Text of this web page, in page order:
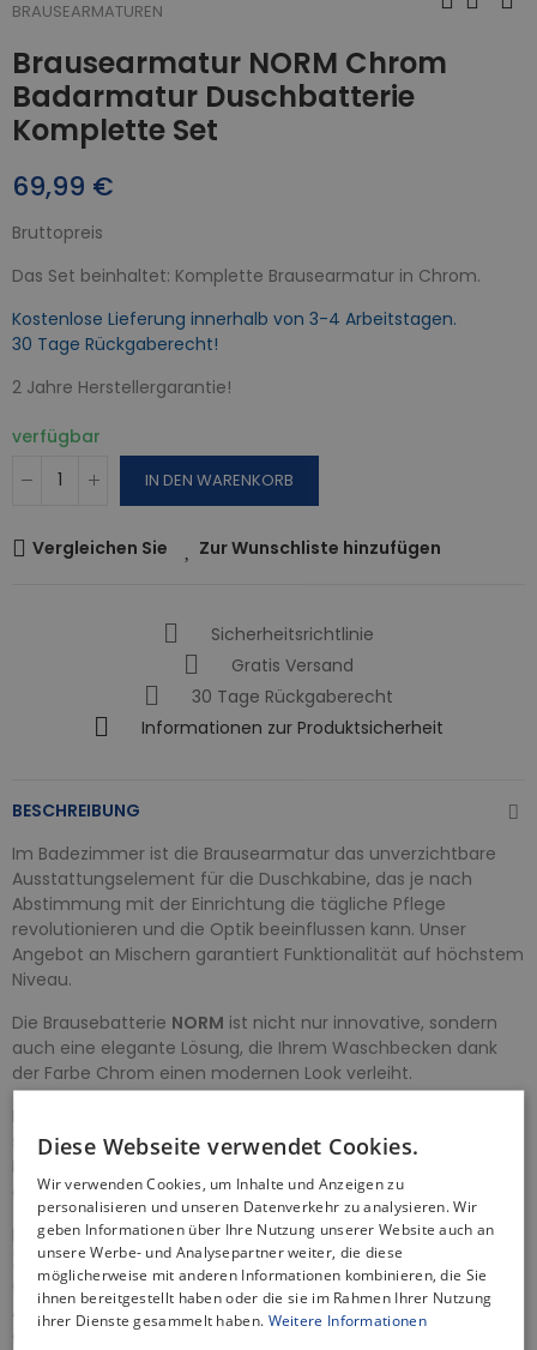
BRAUSEARMATUREN
Brausearmatur NORM Chrom
Badarmatur Duschbatterie
Komplette Set
69,99 €
Bruttopreis
Das Set beinhaltet: Komplette Brausearmatur in Chrom.
Kostenlose Lieferung innerhalb von 3-4 Arbeitstagen.
30 Tage Rückgaberecht!
2 Jahre Herstellergarantie!
verfügbar
IN DEN WARENKORB
Vergleichen Sie Zur Wunschliste hinzufügen
Sicherheitsrichtlinie
Gratis Versand
30 Tage Rückgaberecht
Informationen zur Produktsicherheit
BESCHREIBUNG
Im Badezimmer ist die Brausearmatur das unverzichtbare
Ausstattungselement für die Duschkabine, das je nach
Abstimmung mit der Einrichtung die tägliche Pflege
revolutionieren und die Optik beeinflussen kann. Unser
Angebot an Mischern garantiert Funktionalität auf höchstem
Niveau.
Die Brausebatterie NORM ist nicht nur innovative, sondern
auch eine elegante Lösung, die Ihrem Waschbecken dank
der Farbe Chrom einen modernen Look verleiht.
sich gut für die Badezimmereinrichtung eignet. Dank ihrer
anderen Armaturen kombinieren.
Eine Duscharmatur mit Keramikkopf bedeutet
Zuverlässigkeit und Langlebigkeit für viele Jahre und vor
allem die Beseitigung des Risikos von Leckagen. Diese
Armatur vereint nicht nur Funktionalität, sondern auch
ästhetisches Design, das Ihrem Bad einen eleganten Touch
Diese Webseite verwendet Cookies.
Wir verwenden Cookies, um Inhalte und Anzeigen zu
personalisieren und unseren Datenverkehr zu analysieren. Wir
geben Informationen über Ihre Nutzung unserer Website auch an
unsere Werbe- und Analysepartner weiter, die diese
möglicherweise mit anderen Informationen kombinieren, die Sie
ihnen bereitgestellt haben oder die sie im Rahmen Ihrer Nutzung
ihrer Dienste gesammelt haben. Weitere Informationen